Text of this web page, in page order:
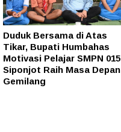
Duduk Bersama di Atas
Tikar, Bupati Humbahas
Motivasi Pelajar SMPN 015
Siponjot Raih Masa Depan
Gemilang